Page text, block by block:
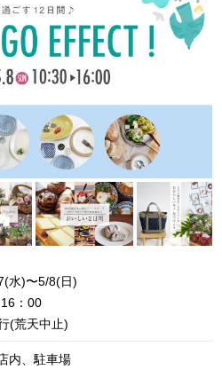
水)〜5/8(日)
：00
(荒天中止)
内、駐車場